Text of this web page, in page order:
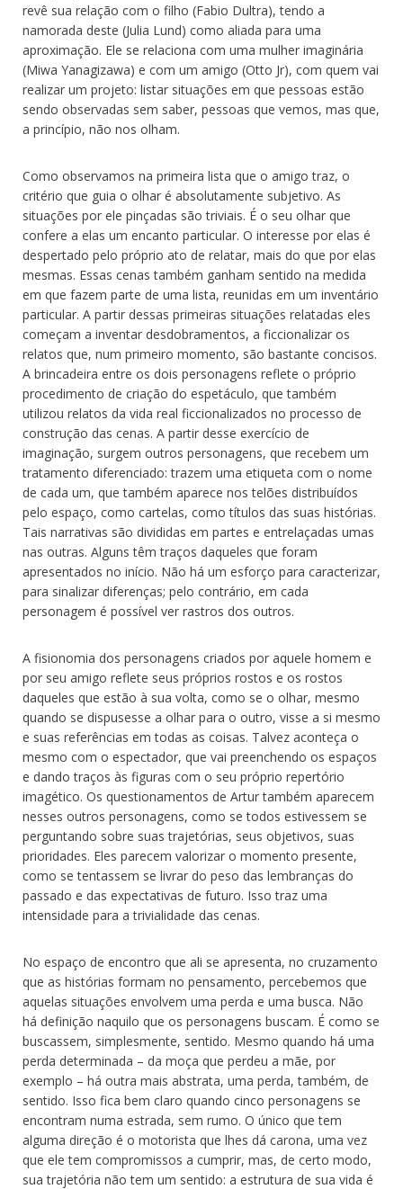
revê sua relação com o filho (Fabio Dultra), tendo a
namorada deste (Julia Lund) como aliada para uma
aproximação. Ele se relaciona com uma mulher imaginária
(Miwa Yanagizawa) e com um amigo (Otto Jr), com quem vai
realizar um projeto: listar situações em que pessoas estão
sendo observadas sem saber, pessoas que vemos, mas que,
a princípio, não nos olham.
Como observamos na primeira lista que o amigo traz, o
critério que guia o olhar é absolutamente subjetivo. As
situações por ele pinçadas são triviais. É o seu olhar que
confere a elas um encanto particular. O interesse por elas é
despertado pelo próprio ato de relatar, mais do que por elas
mesmas. Essas cenas também ganham sentido na medida
em que fazem parte de uma lista, reunidas em um inventário
particular. A partir dessas primeiras situações relatadas eles
começam a inventar desdobramentos, a ficcionalizar os
relatos que, num primeiro momento, são bastante concisos.
A brincadeira entre os dois personagens reflete o próprio
procedimento de criação do espetáculo, que também
utilizou relatos da vida real ficcionalizados no processo de
construção das cenas. A partir desse exercício de
imaginação, surgem outros personagens, que recebem um
tratamento diferenciado: trazem uma etiqueta com o nome
de cada um, que também aparece nos telões distribuídos
pelo espaço, como cartelas, como títulos das suas histórias.
Tais narrativas são divididas em partes e entrelaçadas umas
nas outras. Alguns têm traços daqueles que foram
apresentados no início. Não há um esforço para caracterizar,
para sinalizar diferenças; pelo contrário, em cada
personagem é possível ver rastros dos outros.
A fisionomia dos personagens criados por aquele homem e
por seu amigo reflete seus próprios rostos e os rostos
daqueles que estão à sua volta, como se o olhar, mesmo
quando se dispusesse a olhar para o outro, visse a si mesmo
e suas referências em todas as coisas. Talvez aconteça o
mesmo com o espectador, que vai preenchendo os espaços
e dando traços às figuras com o seu próprio repertório
imagético. Os questionamentos de Artur também aparecem
nesses outros personagens, como se todos estivessem se
perguntando sobre suas trajetórias, seus objetivos, suas
prioridades. Eles parecem valorizar o momento presente,
como se tentassem se livrar do peso das lembranças do
passado e das expectativas de futuro. Isso traz uma
intensidade para a trivialidade das cenas.
No espaço de encontro que ali se apresenta, no cruzamento
que as histórias formam no pensamento, percebemos que
aquelas situações envolvem uma perda e uma busca. Não
há definição naquilo que os personagens buscam. É como se
buscassem, simplesmente, sentido. Mesmo quando há uma
perda determinada – da moça que perdeu a mãe, por
exemplo – há outra mais abstrata, uma perda, também, de
sentido. Isso fica bem claro quando cinco personagens se
encontram numa estrada, sem rumo. O único que tem
alguma direção é o motorista que lhes dá carona, uma vez
que ele tem compromissos a cumprir, mas, de certo modo,
sua trajetória não tem um sentido: a estrutura de sua vida é